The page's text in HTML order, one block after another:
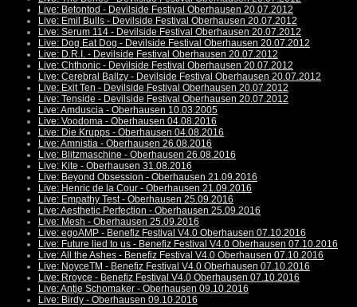
Live: Betontod - Devilside Festival Oberhausen 20.07.2012
Live: Emil Bulls - Devilside Festival Oberhausen 20.07.2012
Live: Serum 114 - Devilside Festival Oberhausen 20.07.2012
Live: Dog Eat Dog - Devilside Festival Oberhausen 20.07.2012
Live: D.R.I. - Devilside Festival Oberhausen 20.07.2012
Live: Chthonic - Devilside Festival Oberhausen 20.07.2012
Live: Cerebral Ballzy - Devilside Festival Oberhausen 20.07.2012
Live: Exit Ten - Devilside Festival Oberhausen 20.07.2012
Live: Tenside - Devilside Festival Oberhausen 20.07.2012
Live: Amduscia - Oberhausen 10.03.2005
Live: Voodoma - Oberhausen 04.08.2016
Live: Die Krupps - Oberhausen 04.08.2016
Live: Amnistia - Oberhausen 26.08.2016
Live: Blitzmaschine - Oberhausen 26.08.2016
Live: Kite - Oberhausen 31.08.2016
Live: Beyond Obsession - Oberhausen 21.09.2016
Live: Henric de la Cour - Oberhausen 21.09.2016
Live: Empathy Test - Oberhausen 25.09.2016
Live: Aesthetic Perfection - Oberhausen 25.09.2016
Live: Mesh - Oberhausen 25.09.2016
Live: egoAMP - Benefiz Festival V4.0 Oberhausen 07.10.2016
Live: Future lied to us - Benefiz Festival V4.0 Oberhausen 07.10.2016
Live: All the Ashes - Benefiz Festival V4.0 Oberhausen 07.10.2016
Live: NoyceTM - Benefiz Festival V4.0 Oberhausen 07.10.2016
Live: Rroyce - Benefiz Festival V4.0 Oberhausen 07.10.2016
Live: Antje Schomaker - Oberhausen 09.10.2016
Live: Birdy - Oberhausen 09.10.2016